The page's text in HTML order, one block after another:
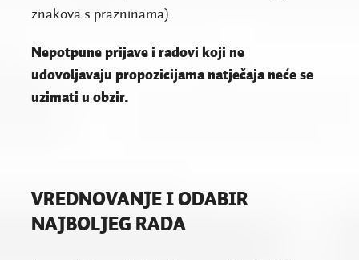
znakova s prazninama).
Nepotpune prijave i radovi koji ne
udovoljavaju propozicijama natječaja neće se
uzimati u obzir.
VREDNOVANJE I ODABIR
NAJBOLJEG RADA